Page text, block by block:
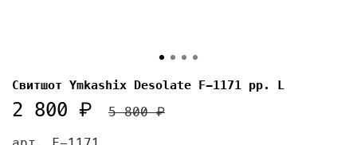
Свитшот Ymkashix Desolate F-1171 pp. L
2 800 ₽ 5 800 ₽